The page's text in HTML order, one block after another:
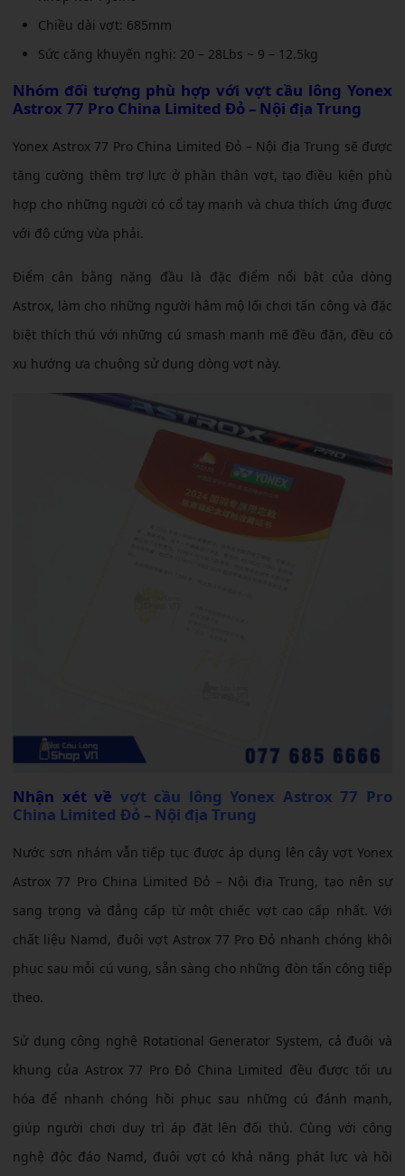
Chiều dài vợt: 685mm
Sức căng khuyến nghị: 20 – 28Lbs ~ 9 – 12.5kg
Nhóm đối tượng phù hợp với vợt cầu lông Yonex
Astrox 77 Pro China Limited Đỏ – Nội địa Trung
Yonex Astrox 77 Pro China Limited Đỏ – Nội địa Trung sẽ được
tăng cường thêm trợ lực ở phần thân vợt, tạo điều kiện phù
hợp cho những người có cổ tay mạnh và chưa thích ứng được
với độ cứng vừa phải.
Điểm cân bằng nặng đầu là đặc điểm nổi bật của dòng
Astrox, làm cho những người hâm mộ lối chơi tấn công và đặc
biệt thích thú với những cú smash mạnh mẽ đều đặn, đều có
xu hướng ưa chuộng sử dụng dòng vợt này.
Nhận xét về vợt cầu lông Yonex Astrox 77 Pro
China Limited Đỏ – Nội địa Trung
Nước sơn nhám vẫn tiếp tục được áp dụng lên cây vợt Yonex
Astrox 77 Pro China Limited Đỏ – Nội địa Trung, tạo nên sự
sang trọng và đẳng cấp từ một chiếc vợt cao cấp nhất. Với
chất liệu Namd, đuôi vợt Astrox 77 Pro Đỏ nhanh chóng khôi
phục sau mỗi cú vung, sẵn sàng cho những đòn tấn công tiếp
theo.
Sử dụng công nghệ Rotational Generator System, cả đuôi và
khung của Astrox 77 Pro Đỏ China Limited đều được tối ưu
hóa để nhanh chóng hồi phục sau những cú đánh mạnh,
giúp người chơi duy trì áp đặt lên đối thủ. Cùng với công
nghệ độc đáo Namd, đuôi vợt có khả năng phát lực và hồi